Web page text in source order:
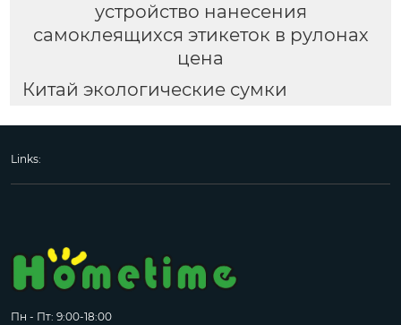
устройство нанесения
самоклеящихся этикеток в рулонах
цена
Китай экологические сумки
Links:
Пн - Пт: 9:00-18:00